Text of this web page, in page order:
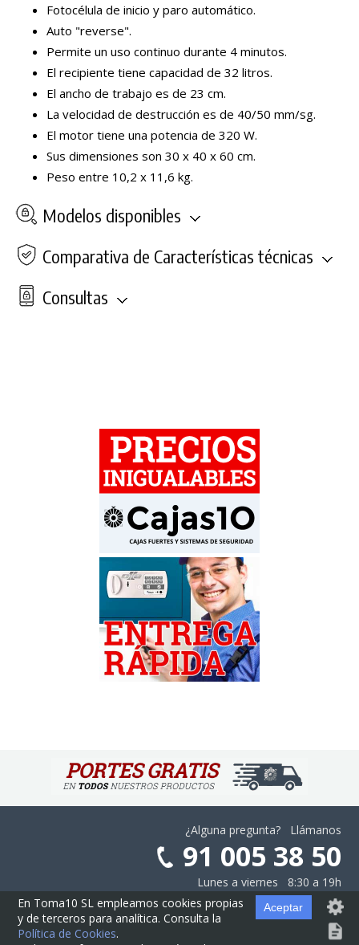
Fotocélula de inicio y paro automático.
Auto "reverse".
Permite un uso continuo durante 4 minutos.
El recipiente tiene capacidad de 32 litros.
El ancho de trabajo es de 23 cm.
La velocidad de destrucción es de 40/50 mm/sg.
El motor tiene una potencia de 320 W.
Sus dimensiones son 30 x 40 x 60 cm.
Peso entre 10,2 x 11,6 kg.
Modelos disponibles
Comparativa de Características técnicas
Consultas
¿Alguna pregunta? Llámanos
91 005 38 50
Lunes a viernes 8:30 a 19h
Aviso Legal·Privacidad·Cookies·Configurar las Cookies·Contratación
En Toma10 SL empleamos cookies propias
y de terceros para analítica. Consulta la
Política de Cookies.
Aceptar